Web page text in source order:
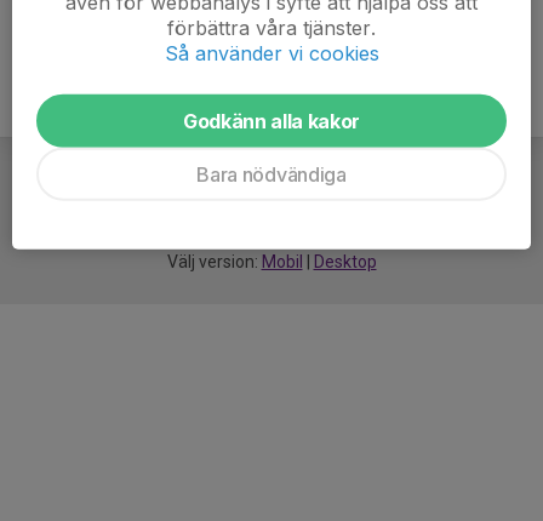
Välj version: Mobil Desktop
förbättra våra tjänster.
Så använder vi cookies
Godkänn alla kakor
Bara nödvändiga